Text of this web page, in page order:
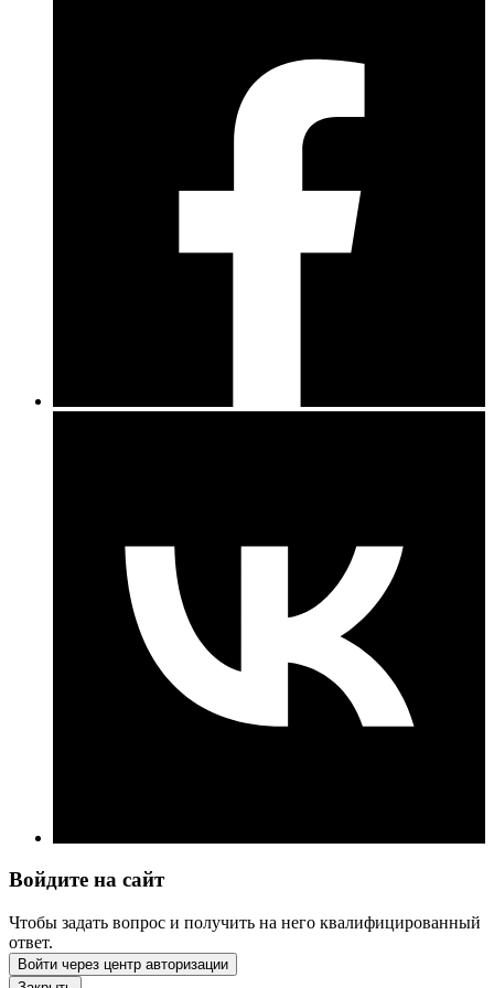
Войдите на сайт
Чтобы задать вопрос и получить на него квалифицированный
ответ.
Войти через центр авторизации